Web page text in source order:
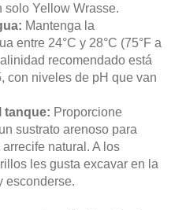
solo Yellow Wrasse.
Mantenga la
entre 24°C y 28°C (75°F a
recomendado está
con niveles de pH que van
tanque: Proporcione
sustrato arenoso para
natural. A los
les gusta excavar en la
esconderse.